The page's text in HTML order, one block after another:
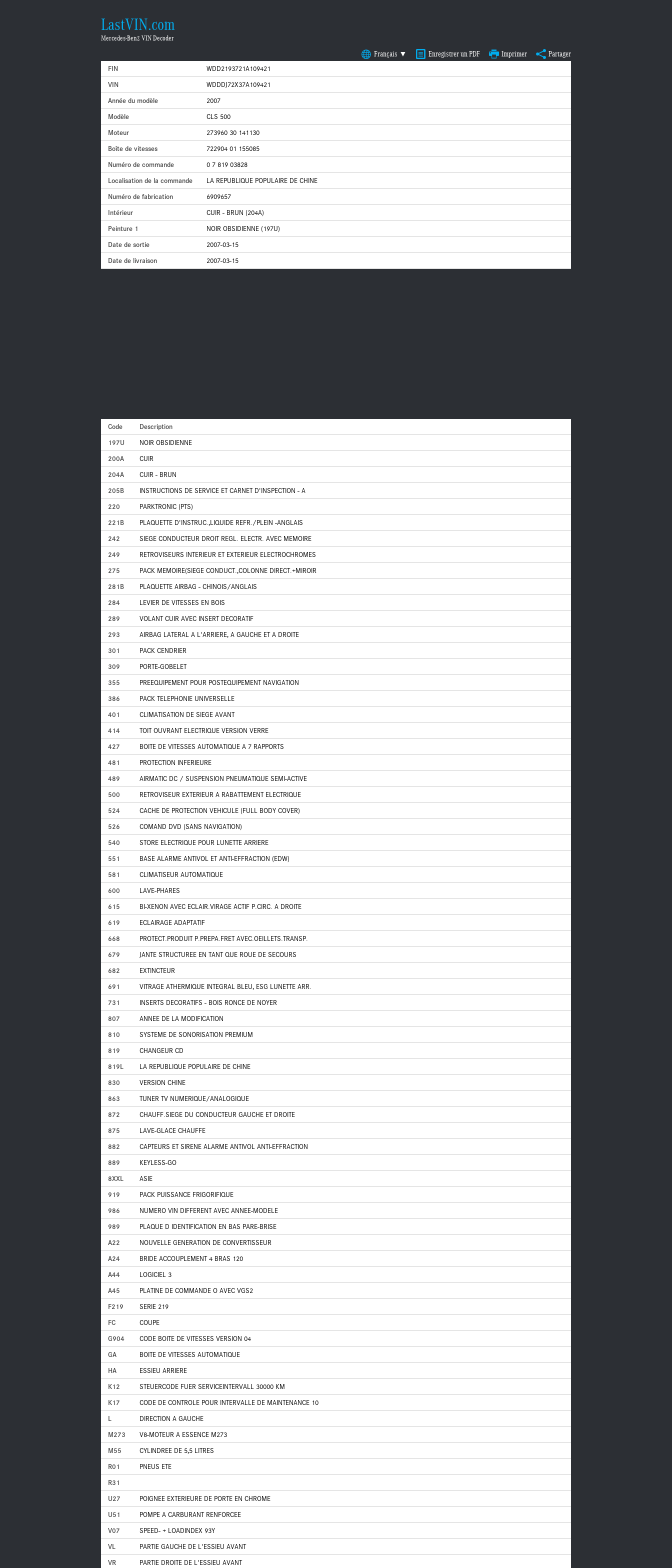
LastVIN.com
Mercedes-Benz VIN Decoder
Français ▼ Enregistrer un PDF Imprimer Partager
FIN
WDD2193721A109421
VIN
WDDDJ72X37A109421
Année du modèle
2007
Modèle
CLS 500
Moteur
273960 30 141130
Boîte de vitesses
722904 01 155085
Numéro de commande
0 7 819 03828
Localisation de la commande
LA REPUBLIQUE POPULAIRE DE CHINE
Numéro de fabrication
6909657
Intérieur
CUIR - BRUN (204A)
Peinture 1
NOIR OBSIDIENNE (197U)
Date de sortie
2007-03-15
Date de livraison
2007-03-15
Code
Description
197U
NOIR OBSIDIENNE
200A
CUIR
204A
CUIR - BRUN
205B
INSTRUCTIONS DE SERVICE ET CARNET D'INSPECTION - A
220
PARKTRONIC (PTS)
221B
PLAQUETTE D'INSTRUC.,LIQUIDE REFR./PLEIN -ANGLAIS
242
SIEGE CONDUCTEUR DROIT REGL. ELECTR. AVEC MEMOIRE
249
RETROVISEURS INTERIEUR ET EXTERIEUR ELECTROCHROMES
275
PACK MEMOIRE(SIEGE CONDUCT.,COLONNE DIRECT.+MIROIR
281B
PLAQUETTE AIRBAG - CHINOIS/ANGLAIS
284
LEVIER DE VITESSES EN BOIS
289
VOLANT CUIR AVEC INSERT DECORATIF
293
AIRBAG LATERAL A L'ARRIERE, A GAUCHE ET A DROITE
301
PACK CENDRIER
309
PORTE-GOBELET
355
PREEQUIPEMENT POUR POSTEQUIPEMENT NAVIGATION
386
PACK TELEPHONIE UNIVERSELLE
401
CLIMATISATION DE SIEGE AVANT
414
TOIT OUVRANT ELECTRIQUE VERSION VERRE
427
BOITE DE VITESSES AUTOMATIQUE A 7 RAPPORTS
481
PROTECTION INFERIEURE
489
AIRMATIC DC / SUSPENSION PNEUMATIQUE SEMI-ACTIVE
500
RETROVISEUR EXTERIEUR A RABATTEMENT ELECTRIQUE
524
CACHE DE PROTECTION VEHICULE (FULL BODY COVER)
526
COMAND DVD (SANS NAVIGATION)
540
STORE ELECTRIQUE POUR LUNETTE ARRIERE
551
BASE ALARME ANTIVOL ET ANTI-EFFRACTION (EDW)
581
CLIMATISEUR AUTOMATIQUE
600
LAVE-PHARES
615
BI-XENON AVEC ECLAIR.VIRAGE ACTIF P.CIRC. A DROITE
619
ECLAIRAGE ADAPTATIF
668
PROTECT.PRODUIT P.PREPA.FRET AVEC.OEILLETS.TRANSP.
679
JANTE STRUCTUREE EN TANT QUE ROUE DE SECOURS
682
EXTINCTEUR
691
VITRAGE ATHERMIQUE INTEGRAL BLEU, ESG LUNETTE ARR.
731
INSERTS DECORATIFS - BOIS RONCE DE NOYER
807
ANNEE DE LA MODIFICATION
810
SYSTEME DE SONORISATION PREMIUM
819
CHANGEUR CD
819L
LA REPUBLIQUE POPULAIRE DE CHINE
830
VERSION CHINE
863
TUNER TV NUMERIQUE/ANALOGIQUE
872
CHAUFF.SIEGE DU CONDUCTEUR GAUCHE ET DROITE
875
LAVE-GLACE CHAUFFE
882
CAPTEURS ET SIRENE ALARME ANTIVOL ANTI-EFFRACTION
889
KEYLESS-GO
8XXL
ASIE
919
PACK PUISSANCE FRIGORIFIQUE
986
NUMERO VIN DIFFERENT AVEC ANNEE-MODELE
989
PLAQUE D IDENTIFICATION EN BAS PARE-BRISE
A22
NOUVELLE GENERATION DE CONVERTISSEUR
A24
BRIDE ACCOUPLEMENT 4 BRAS 120
A44
LOGICIEL 3
A45
PLATINE DE COMMANDE O AVEC VGS2
F219
SERIE 219
FC
COUPE
G904
CODE BOITE DE VITESSES VERSION 04
GA
BOITE DE VITESSES AUTOMATIQUE
HA
ESSIEU ARRIERE
K12
STEUERCODE FUER SERVICEINTERVALL 30000 KM
K17
CODE DE CONTROLE POUR INTERVALLE DE MAINTENANCE 10
L
DIRECTION A GAUCHE
M273
V8-MOTEUR A ESSENCE M273
M55
CYLINDREE DE 5,5 LITRES
R01
PNEUS ETE
R31
U27
POIGNEE EXTERIEURE DE PORTE EN CHROME
U51
POMPE A CARBURANT RENFORCEE
V07
SPEED- + LOADINDEX 93Y
VL
PARTIE GAUCHE DE L'ESSIEU AVANT
VR
PARTIE DROITE DE L'ESSIEU AVANT